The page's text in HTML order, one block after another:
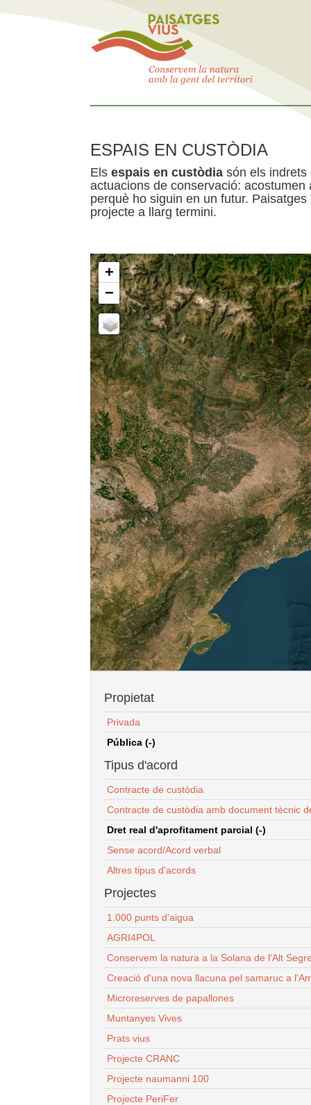
ESPAIS EN CUSTÒDIA
Els espais en custòdia són els indrets
actuacions de conservació:
perquè ho siguin en un futur.
projecte a llarg termini.
+
−
Propietat
Privada
Pública (-)
Tipus d'acord
Contracte de custòdia
Contracte de custòdia amb document tècnic
Dret real d'aprofitament parcial (-)
Sense acord/Acord verbal
Altres tipus d'acords
Projectes
1.000 punts d'aigua
AGRI4POL
Conservem la natura a la Solana de l'Alt
Creació d'una nova llacuna pel samaruc a
Microreserves de papallones
Muntanyes Vives
Prats vius
Projecte CRANC
Projecte naumanni 100
Projecte PeriFer